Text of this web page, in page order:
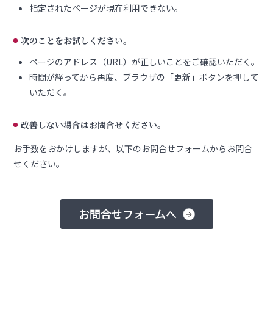
指定されたページが現在利用できない。
次のことをお試しください。
ページのアドレス（URL）が正しいことをご確認いただく。
時間が経ってから再度、ブラウザの「更新」ボタンを押して
いただく。
改善しない場合はお問合せください。
お手数をおかけしますが、以下のお問合せフォームからお問合
せください。
お問合せフォームへ